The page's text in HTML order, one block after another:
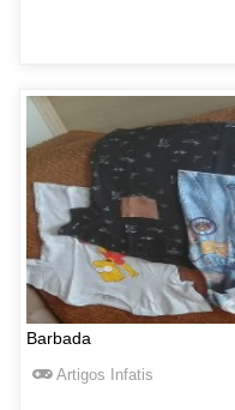
Barbada
Artigos Infatis